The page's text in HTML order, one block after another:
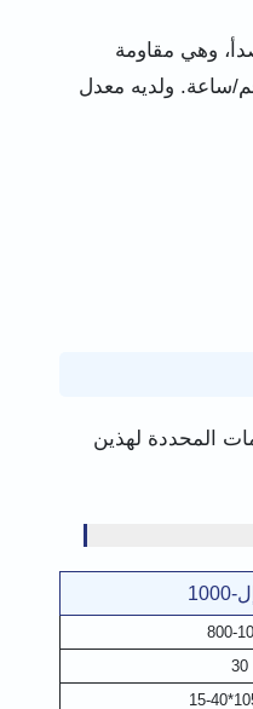
وهي مقاومة
تبلغ الطاقة الإنتاجية 400-900 كجم/ساعة. ولديه معدل
المحددة لهذين
800-
30